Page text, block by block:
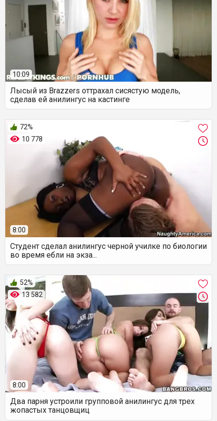
10:09
Лысый из Brazzers оттрахал сисястую модель,
сделав ей анилингус на кастинге
10 778
72%
8:00
Студент сделал анилингус черной училке по биологии
во время ебли на экза...
13 582
52%
8:00
Два парня устроили групповой анилингус для трех
жопастых танцовщиц